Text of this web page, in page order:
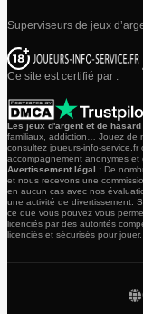
Superviseurs de jeux
Ce site est certifié par :
Les jeux d'argent et de
familiaux, addiction… Jouez de
consultez joueurs-info-
accompagnement anonymes et
Avertissement légal : De
et nous recevons une
en aucun cas avec nos
une activité de divertissement.
ce que vous pouvez vous
licenciés par des autorités
licenciés et sécurisés pour jouer.